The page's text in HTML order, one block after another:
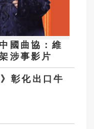
國曲協：維
涉事影片
彰化出口牛